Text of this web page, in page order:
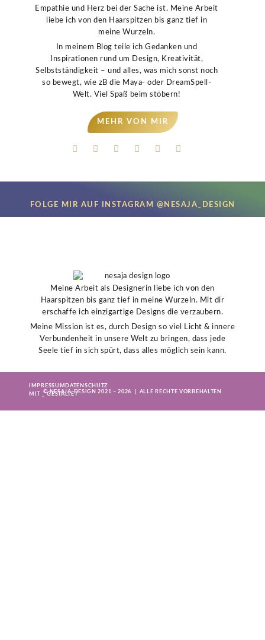
Empathie und Herz bei der Sache ist. Meine Arbeit
liebe ich von den Haarspitzen bis ganz tief in
meine Wurzeln.
In meinem Blog teile ich Gedanken und
Inspirationen rund um Design, Kreativität,
Selbstständigkeit – und alles, was mich sonst noch
so bewegt, wie zB die Maya- oder DreamSpell-
Welt. Viel Spaß beim stöbern!
MEHR VON MIR
FOLGE MIR AUF INSTAGRAM @NESAJA_DESIGN
Meine Arbeit als Designerin liebe ich von den
Haarspitzen bis ganz tief in meine Wurzeln. Mit dir
erschaffe ich einzigartige Designs die verzaubern.
Meine Mission ist es, durch Design so viel Licht & innere
Verbundenheit in unsere Welt zu bringen, dass jede
Seele tief in sich spürt, dass alles möglich sein kann.
IMPRESSUM DATENSCHUTZ
© NESAJA-DESIGN 2021 – 2026 | ALLE RECHTE VORBEHALTEN
MIT GESTALTET